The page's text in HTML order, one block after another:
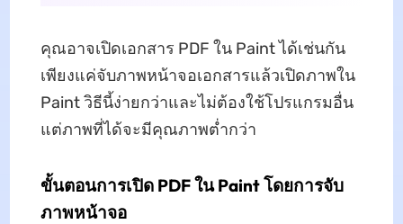
คุณอาจเปิดเอกสาร PDF ใน Paint ได้เช่นกัน
เพียงแค่จับภาพหน้าจอเอกสารแล้วเปิดภาพใน
Paint วิธีนี้ง่ายกว่าและไม่ต้องใช้โปรแกรมอื่น
แต่ภาพที่ได้จะมีคุณภาพต่ำกว่า
ขั้นตอนการเปิด PDF ใน Paint โดยการจับ
ภาพหน้าจอ